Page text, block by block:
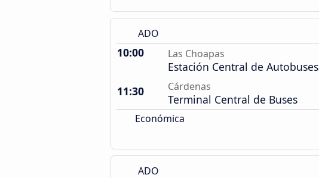
ADO
10:00 Las Choapas
Estación Central de Autobuses
11:30
Cárdenas
Terminal Central de Buses
Económica
ADO